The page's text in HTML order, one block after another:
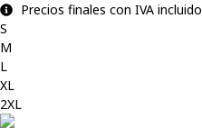
Precios finales con IVA incluido
S
M
L
XL
2XL